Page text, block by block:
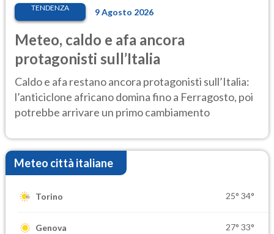
TENDENZA 9 Agosto 2026
Meteo, caldo e afa ancora
protagonisti sull’Italia
Caldo e afa restano ancora protagonisti sull’Italia:
l’anticiclone africano domina fino a Ferragosto, poi
potrebbe arrivare un primo cambiamento
Meteo città italiane
Torino 25° 34°
Genova 27° 33°